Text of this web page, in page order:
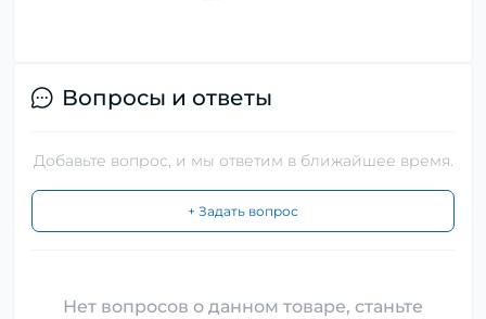
Вопросы и ответы
Добавьте вопрос, и мы ответим в ближайшее время.
+ Задать вопрос
Нет вопросов о данном товаре, станьте